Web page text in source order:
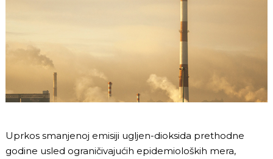
Uprkos smanjenoj emisiji ugljen-dioksida prethodne
godine usled ograničivajućih epidemioloških mera,